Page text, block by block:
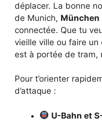
déplacer. La bonne
de Munich, München
connectée. Que tu
vieille ville ou faire
est à portée de tram,
Pour t’orienter
d’attaque :
U-Bahn et